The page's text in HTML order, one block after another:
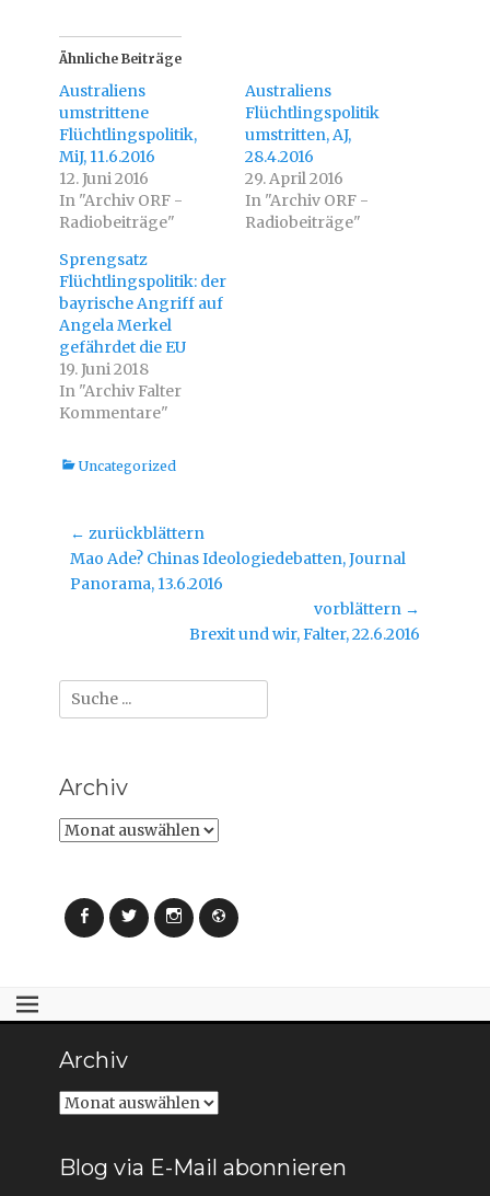
,
u
m
b
e
r
T
w
i
t
t
e
z
t
e
i
l
e
n
(
W
i
r
d
i
n
n
e
m
s
t
e
r
g
e
)
,
u
m
a
c
e
o
z
i
l
e
n
(
W
i
d
i
n
n
e
m
s
t
e
r
g
e
)
Ähnliche Beiträge
Australiens
umstrittene
Flüchtlingspolitik,
MiJ, 11.6.2016
12. Juni 2016
In "Archiv ORF -
Radiobeiträge"
Australiens
Flüchtlingspolitik
umstritten, AJ,
28.4.2016
29. April 2016
In "Archiv ORF -
Radiobeiträge"
Sprengsatz
Flüchtlingspolitik: der
bayrische Angriff auf
Angela Merkel
gefährdet die EU
19. Juni 2018
In "Archiv Falter
Kommentare"
Kategorien
Uncategorized
Beitragsnavigation
← zurückblättern
Vorheriger
Beitrag:
Mao Ade? Chinas Ideologiedebatten, Journal
Panorama, 13.6.2016
vorblättern →
Brexit und wir, Falter, 22.6.2016
Suche
nach:
Archiv
Archiv
FacebookTwitter InstagramWebseite
Archiv
Archiv
Blog via E-Mail abonnieren